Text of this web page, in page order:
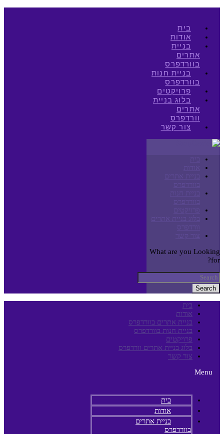
בית
אודות
בניית
אתרים
בוורדפרס
בניית חנות
בוורדפרס
פרויקטים
בלוג בניית
אתרים
וורדפרס
צור קשר
בית
אודות
בניית אתרים
בוורדפרס
בניית חנות
בוורדפרס
פרויקטים
בלוג בניית אתרים
וורדפרס
צור קשר
What are you Looking
for?
Search
בית
אודות
בניית אתרים בוורדפרס
בניית חנות בוורדפרס
פרויקטים
בלוג בניית אתרים וורדפרס
צור קשר
Menu
בית
אודות
בניית אתרים
בוורדפרס